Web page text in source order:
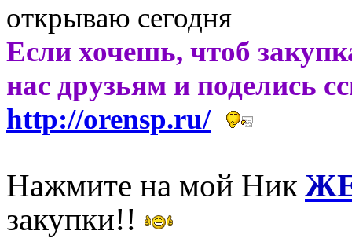
открываю сегодня
Если хочешь, чтоб
нас друзьям и поделись
http://orensp.ru/
Нажмите на мой Ник
закупки!!